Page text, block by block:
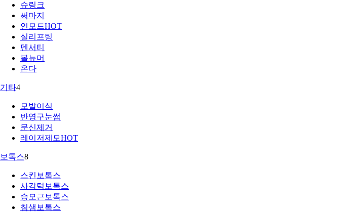
슈링크
써마지
인모드HOT
실리프팅
덴서티
볼뉴머
온다
기타4
모발이식
반영구눈썹
문신제거
레이저제모HOT
보톡스8
스킨보톡스
사각턱보톡스
승모근보톡스
침샘보톡스